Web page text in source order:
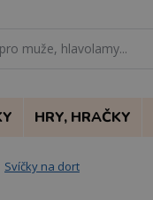
HRY, HRAČKY
Svíčky na dort